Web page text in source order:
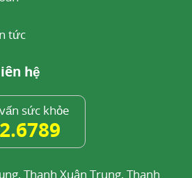
tức
hệ
sức khỏe
Thanh Xuân Trung, Thanh